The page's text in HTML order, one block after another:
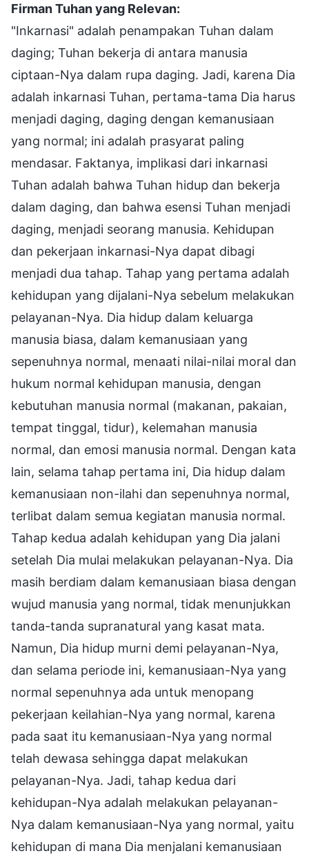
Firman Tuhan yang Relevan:
"Inkarnasi" adalah penampakan Tuhan dalam
daging; Tuhan bekerja di antara manusia
ciptaan-Nya dalam rupa daging. Jadi, karena Dia
adalah inkarnasi Tuhan, pertama-tama Dia harus
menjadi daging, daging dengan kemanusiaan
yang normal; ini adalah prasyarat paling
mendasar. Faktanya, implikasi dari inkarnasi
Tuhan adalah bahwa Tuhan hidup dan bekerja
dalam daging, dan bahwa esensi Tuhan menjadi
daging, menjadi seorang manusia. Kehidupan
dan pekerjaan inkarnasi-Nya dapat dibagi
menjadi dua tahap. Tahap yang pertama adalah
kehidupan yang dijalani-Nya sebelum melakukan
pelayanan-Nya. Dia hidup dalam keluarga
manusia biasa, dalam kemanusiaan yang
sepenuhnya normal, menaati nilai-nilai moral dan
hukum normal kehidupan manusia, dengan
kebutuhan manusia normal (makanan, pakaian,
tempat tinggal, tidur), kelemahan manusia
normal, dan emosi manusia normal. Dengan kata
lain, selama tahap pertama ini, Dia hidup dalam
kemanusiaan non-ilahi dan sepenuhnya normal,
terlibat dalam semua kegiatan manusia normal.
Tahap kedua adalah kehidupan yang Dia jalani
setelah Dia mulai melakukan pelayanan-Nya. Dia
masih berdiam dalam kemanusiaan biasa dengan
wujud manusia yang normal, tidak menunjukkan
tanda-tanda supranatural yang kasat mata.
Namun, Dia hidup murni demi pelayanan-Nya,
dan selama periode ini, kemanusiaan-Nya yang
normal sepenuhnya ada untuk menopang
pekerjaan keilahian-Nya yang normal, karena
pada saat itu kemanusiaan-Nya yang normal
telah dewasa sehingga dapat melakukan
pelayanan-Nya. Jadi, tahap kedua dari
kehidupan-Nya adalah melakukan pelayanan-
Nya dalam kemanusiaan-Nya yang normal, yaitu
kehidupan di mana Dia menjalani kemanusiaan